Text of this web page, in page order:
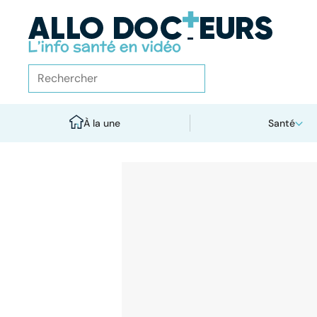
À la une Santé